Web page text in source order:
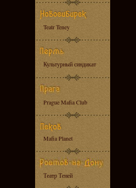
Teatr Teney
Культурный синдикат
Prague Mafia Club
Mafia Planet
Театр Теней